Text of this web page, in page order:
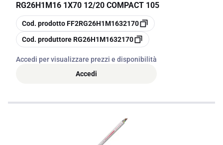
RG26H1M16 1X70 12/20 COMPACT 105
copia
Cod. prodottoFF2RG26H1M1632170
copia
Cod. produttoreRG26H1M1632170
Accedi per visualizzare prezzi e disponibilità
Accedi